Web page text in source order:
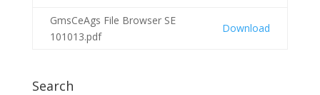
GmsCeAgs File Browser SE
101013.pdf
Download
Search